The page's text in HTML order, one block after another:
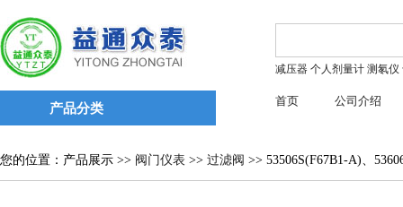
产品分类
减压器 个人剂量计 测氡仪
首页 公司介绍
您的位置：产品展示 >> 阀门仪表 >> 过滤阀 >> 53506S(F67B1-A)、